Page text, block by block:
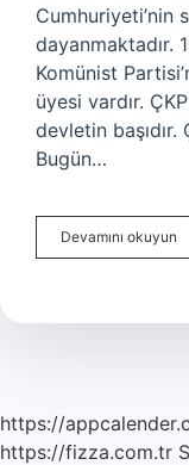
Cumhuriyeti’nin
dayanmaktadır.
Komünist
üyesi vardır.
devletin
Bugün…
Devamını okuyun
https://
https://fizza.com.tr